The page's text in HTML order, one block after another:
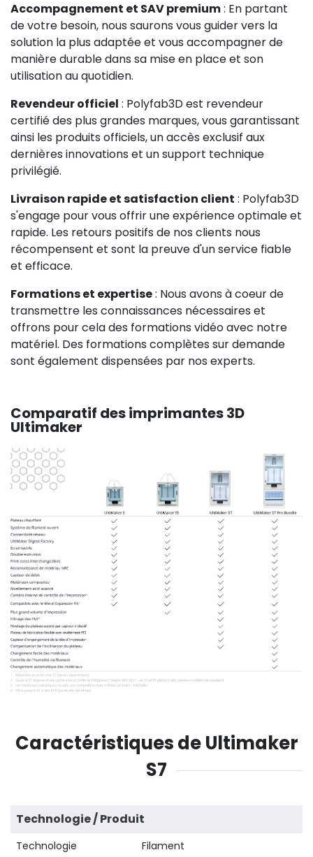
Accompagnement et SAV premium: En partant
de votre besoin, nous saurons vous guider vers la
solution la plus adaptée et vous accompagner de
manière durable dans sa mise en place et son
utilisation au quotidien.
Revendeur officiel : Polyfab3D est revendeur
certifié des plus grandes marques, vous garantissant
ainsi les produits officiels, un accès exclusif aux
dernières innovations et un support technique
privilégié.
Livraison rapide et satisfaction client : Polyfab3D
s'engage pour vous offrir une expérience optimale et
rapide. Les retours positifs de nos clients nous
récompensent et sont la preuve d'un service fiable
et efficace.
Formations et expertise: Nous avons à coeur de
transmettre les connaissances nécessaires et
offrons pour cela des formations vidéo avec notre
matériel. Des formations complètes sur demande
sont également dispensées par nos experts.
Comparatif des imprimantes 3D
Ultimaker
Caractéristiques de Ultimaker
S7
Technologie / Produit
Technologie Filament